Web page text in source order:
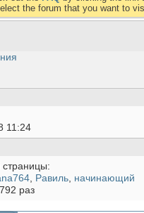
the forum that you want to
11:24
страницы:
Равиль начинающий
раз